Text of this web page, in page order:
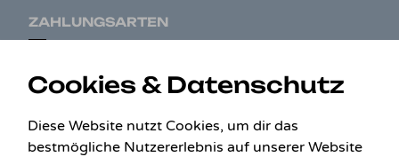
ZAHLUNGSARTEN
Cookies & Datenschutz
Diese Website nutzt Cookies, um dir das
bestmögliche Nutzererlebnis auf unserer Website